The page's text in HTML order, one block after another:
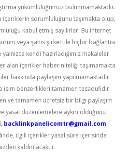
yükümlülüğümüz bulunmamaktadır.
içeriklerin sorumluluğunu taşımakta olup,
kabul etmiş sayılırlar. Bu internet
veya şahıs şirketi ile hiçbir bağlantısı
kendi hazırladığımız makaleler
alan içerikler haber niteliği taşımamakta
hakkında paylaşım yapılmamaktadır.
isim benzerlikleri tamamen tesadüfidir.
ve tamamen ücretsiz bir bilgi paylaşım
yasal düzenlemelere aykırı olduğunu
backlinkpanelicomtr@gmail.com
ilgili içerikler yasal süre içerisinde
kaldırılacaktır.